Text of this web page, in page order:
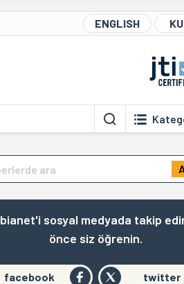
ENGLISH
bianet'i sosyal medyada takip
önce siz öğrenin.
facebook twitter